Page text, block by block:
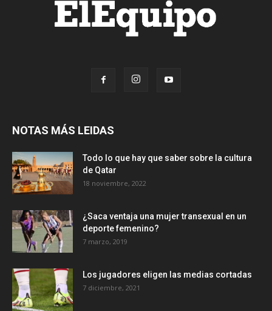
NOTAS MÁS LEIDAS
Todo lo que hay que saber sobre la cultura
de Qatar
18 noviembre, 2022
¿Saca ventaja una mujer transexual en un
deporte femenino?
7 marzo, 2019
Los jugadores eligen las medias cortadas
7 diciembre, 2021